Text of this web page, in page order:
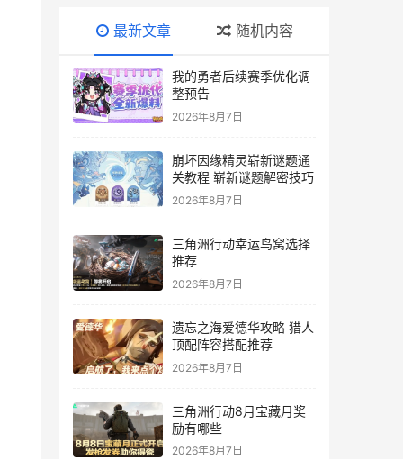
最新文章 随机内容
我的勇者后续赛季优化调
整预告
2026年8月7日
崩坏因缘精灵崭新谜题通
关教程 崭新谜题解密技巧
2026年8月7日
三角洲行动幸运鸟窝选择
推荐
2026年8月7日
遗忘之海爱德华攻略 猎人
顶配阵容搭配推荐
2026年8月7日
三角洲行动8月宝藏月奖
励有哪些
2026年8月7日